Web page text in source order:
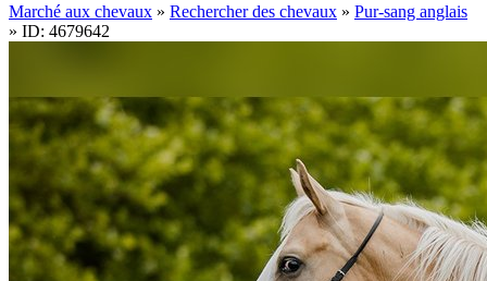
Marché aux chevaux » Rechercher des chevaux » Pur-sang anglais
» ID: 4679642